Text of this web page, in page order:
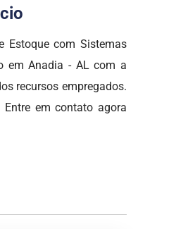
Estoque com Sistemas
em Anadia - AL com a
recursos empregados.
em contato agora